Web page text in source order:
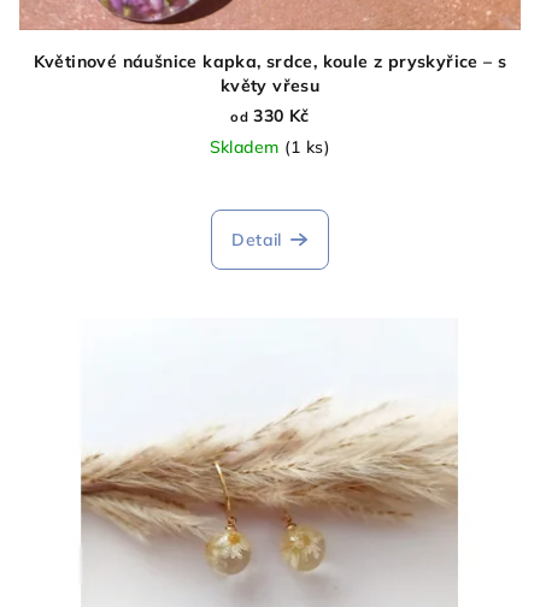
Květinové náušnice kapka, srdce, koule z pryskyřice – s
květy vřesu
od 330 Kč
Skladem (1 ks)
Detail